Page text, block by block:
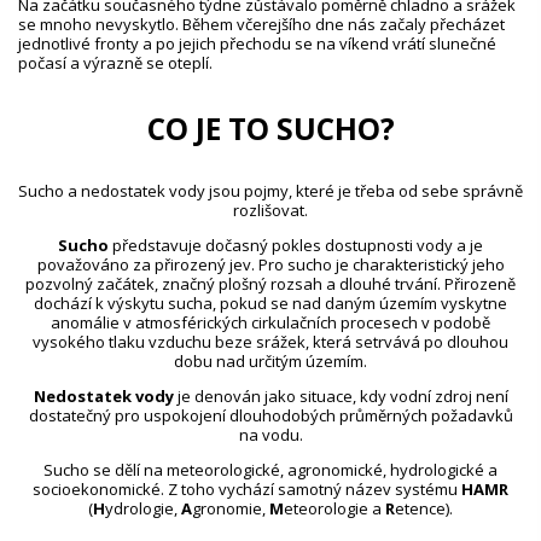
Na začátku současného týdne zůstávalo poměrně chladno a srážek
se mnoho nevyskytlo. Během včerejšího dne nás začaly přecházet
jednotlivé fronty a po jejich přechodu se na víkend vrátí slunečné
počasí a výrazně se oteplí.
CO JE TO SUCHO?
Sucho a nedostatek vody jsou pojmy, které je třeba od sebe správně
rozlišovat.
Sucho představuje dočasný pokles dostupnosti vody a je
považováno za přirozený jev. Pro sucho je charakteristický jeho
pozvolný začátek, značný plošný rozsah a dlouhé trvání. Přirozeně
dochází k výskytu sucha, pokud se nad daným územím vyskytne
anomálie v atmosférických cirkulačních procesech v podobě
vysokého tlaku vzduchu beze srážek, která setrvává po dlouhou
dobu nad určitým územím.
Nedostatek vodyje definován jako situace, kdy vodní zdroj není
dostatečný pro uspokojení dlouhodobých průměrných požadavků
na vodu.
Sucho se dělí na meteorologické, agronomické, hydrologické a
socioekonomické. Z toho vychází samotný název systému HAMR
(Hydrologie,Agronomie, Meteorologie a Retence).